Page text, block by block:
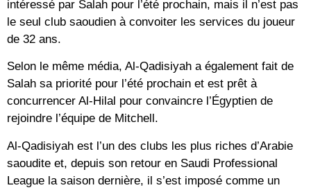
intéressé par Salah pour l’été prochain, mais il n’est pas
le seul club saoudien à convoiter les services du joueur
de 32 ans.
Selon le même média, Al-Qadisiyah a également fait de
Salah sa priorité pour l’été prochain et est prêt à
concurrencer Al-Hilal pour convaincre l’Égyptien de
rejoindre l’équipe de Mitchell.
Al-Qadisiyah est l’un des clubs les plus riches d’Arabie
saoudite et, depuis son retour en Saudi Professional
League la saison dernière, il s’est imposé comme un